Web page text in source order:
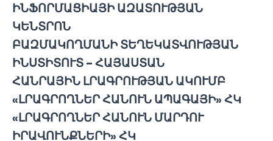
ԻՆՖՈՐՄԱՑԻԱՅԻ ԱԶԱՏՈՒԹՅԱՆ
ԿԵՆՏՐՈՆ
ԲԱԶՄԱԿՈՂՄԱՆԻ ՏԵՂԵԿԱՏՎՈՒԹՅԱՆ
ԻՆՍՏԻՏՈՒՏ – ՀԱՅԱՍՏԱՆ
ՀԱՆՐԱՅԻՆ ԼՐԱԳՐՈՒԹՅԱՆ ԱԿՈՒՄԲ
«ԼՐԱԳՐՈՂՆԵՐ ՀԱՆՈՒՆ ԱՊԱԳԱՅԻ» ՀԿ
«ԼՐԱԳՐՈՂՆԵՐ ՀԱՆՈՒՆ ՄԱՐԴՈՒ
ԻՐԱՎՈՒՆՔՆԵՐԻ» ՀԿ